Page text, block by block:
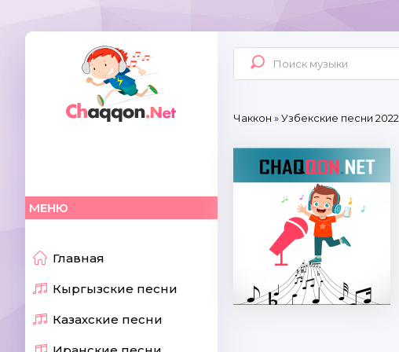
МЕНЮ
Главная
Кыргызские песни
Казахские песни
Чаккон »Узбекские песни 2022